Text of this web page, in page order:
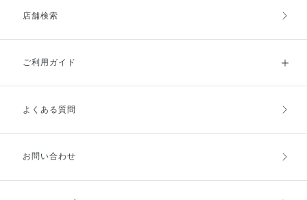
店舗検索
ご利用ガイド
ご利用ガイドトップ
お支払方法
よくある質問
お問い合わせ